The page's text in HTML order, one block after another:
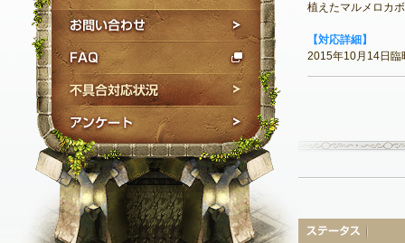
FAQ
植えたマルメロカ
【対応詳細】
2015年10月14日臨